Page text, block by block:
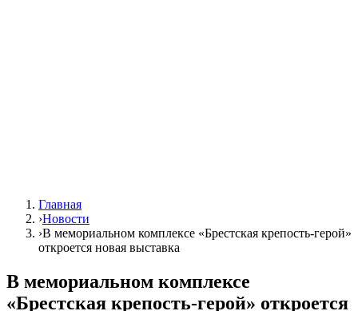
Главная
›Новости
›В мемориальном комплексе «Брестская крепость-герой»
откроется новая выставка
В мемориальном комплексе
«Брестская крепость-герой» откроется